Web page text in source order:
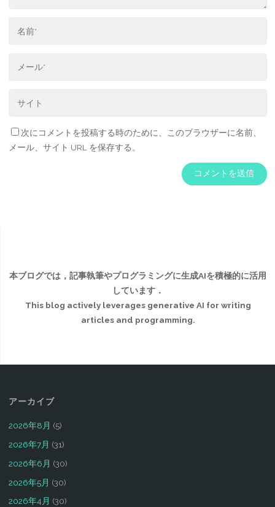
次にコメントを投稿する時のために、このブラウザーに名前、
メール、サイト URL を保存する。
本ブログでは，記事執筆やプログラミングに生成AIを積極的に活用
しています．
This blog actively leverages generative AI for writing
articles and programming.
アーカイブ
2026年8月 (5)
2026年7月 (31)
2026年6月 (30)
2026年5月 (30)
2026年4月 (30)